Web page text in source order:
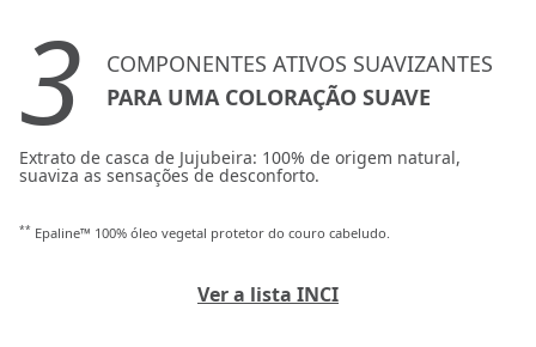
3
COMPONENTES ATIVOS SUAVIZANTES
PARA UMA COLORAÇÃO SUAVE
Extrato de casca de Jujubeira: 100% de origem natural,
suaviza as sensações de desconforto.
** Epaline™ 100% óleo vegetal protetor do couro cabeludo.
Ver a lista INCI